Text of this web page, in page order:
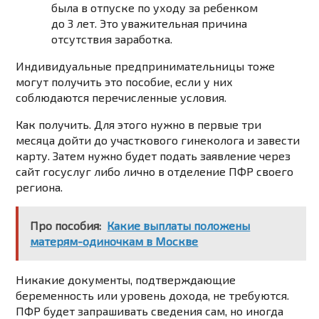
была в отпуске по уходу за ребенком
до 3 лет. Это уважительная причина
отсутствия заработка.
Индивидуальные предпринимательницы тоже
могут получить это пособие, если у них
соблюдаются перечисленные условия.
Как получить. Для этого нужно в первые три
месяца дойти до участкового гинеколога и завести
карту. Затем нужно будет подать заявление через
сайт госуслуг либо лично в отделение ПФР своего
региона.
Про пособия: Какие выплаты положены
матерям-одиночкам в Москве
Никакие документы, подтверждающие
беременность или уровень дохода, не требуются.
ПФР будет запрашивать сведения сам, но иногда